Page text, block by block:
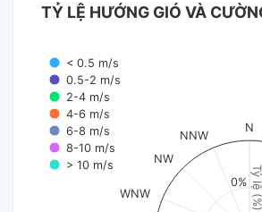
Tỷ
TỶ LỆ HƯỚNG GIÓ VÀ
< 0.5 m/s
0.5-2 m/s
2-4 m/s
4-6 m/s
6-8 m/s
8-10 m/s
> 10 m/s
N
WNW
NW
NNW
0%